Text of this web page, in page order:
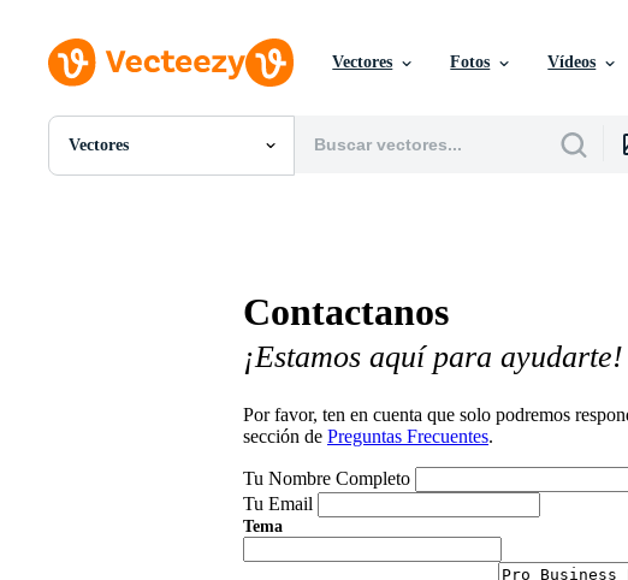
Vectores Fotos Vídeos
Vectores
Todas Imágenes
Gráficos en Movimiento
Contactanos
¡Estamos aquí para ayudarte!
Por favor, ten en cuenta que solo podremos
sección de Preguntas Frecuentes.
Tu Nombre Completo
Tu Email
Tema